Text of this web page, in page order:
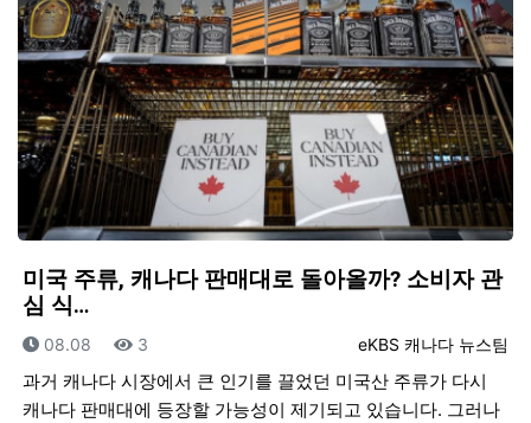
미국 주류, 캐나다 판매대로 돌아올까? 소비자 관
심 식…
등록자
eKBS 캐나다 뉴스팀
등록일
08.08 조회
3
과거 캐나다 시장에서 큰 인기를 끌었던 미국산 주류가 다시
캐나다 판매대에 등장할 가능성이 제기되고 있습니다. 그러나